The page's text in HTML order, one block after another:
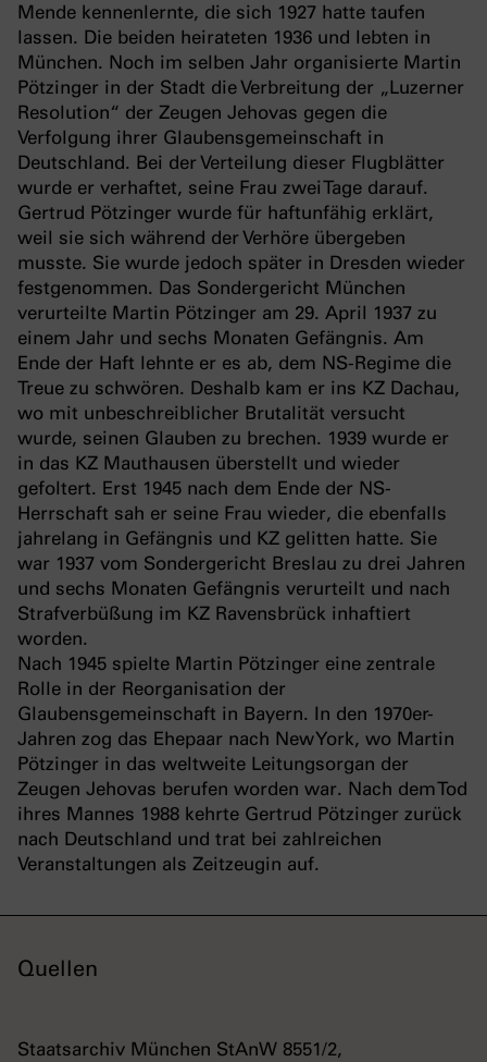
Mende kennenlernte, die sich 1927 hatte taufen
lassen. Die beiden heirateten 1936 und lebten in
München. Noch im selben Jahr organisierte Martin
Pötzinger in der Stadt die Verbreitung der „Luzerner
Resolution“ der Zeugen Jehovas gegen die
Verfolgung ihrer Glaubensgemeinschaft in
Deutschland. Bei der Verteilung dieser Flugblätter
wurde er verhaftet, seine Frau zwei Tage darauf.
Gertrud Pötzinger wurde für haftunfähig erklärt,
weil sie sich während der Verhöre übergeben
musste. Sie wurde jedoch später in Dresden wieder
festgenommen. Das Sondergericht München
verurteilte Martin Pötzinger am 29. April 1937 zu
einem Jahr und sechs Monaten Gefängnis. Am
Ende der Haft lehnte er es ab, dem NS-Regime die
Treue zu schwören. Deshalb kam er ins KZ Dachau,
wo mit unbeschreiblicher Brutalität versucht
wurde, seinen Glauben zu brechen. 1939 wurde er
in das KZ Mauthausen überstellt und wieder
gefoltert. Erst 1945 nach dem Ende der NS-
Herrschaft sah er seine Frau wieder, die ebenfalls
jahrelang in Gefängnis und KZ gelitten hatte. Sie
war 1937 vom Sondergericht Breslau zu drei Jahren
und sechs Monaten Gefängnis verurteilt und nach
Strafverbüßung im KZ Ravensbrück inhaftiert
worden.
Nach 1945 spielte Martin Pötzinger eine zentrale
Rolle in der Reorganisation der
Glaubensgemeinschaft in Bayern. In den 1970er-
Jahren zog das Ehepaar nach New York, wo Martin
Pötzinger in das weltweite Leitungsorgan der
Zeugen Jehovas berufen worden war. Nach dem Tod
ihres Mannes 1988 kehrte Gertrud Pötzinger zurück
nach Deutschland und trat bei zahlreichen
Veranstaltungen als Zeitzeugin auf.
Quellen
Staatsarchiv München StAnW 8551/2,